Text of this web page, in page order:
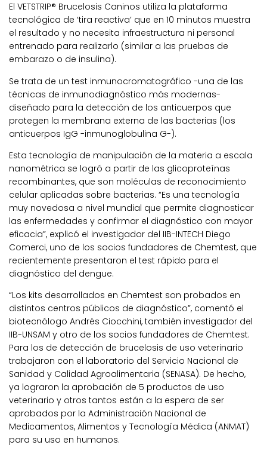
El VETSTRIP® Brucelosis Caninos utiliza la plataforma
tecnológica de ‘tira reactiva’ que en 10 minutos muestra
el resultado y no necesita infraestructura ni personal
entrenado para realizarlo (similar a las pruebas de
embarazo o de insulina).
Se trata de un test inmunocromatográfico -una de las
técnicas de inmunodiagnóstico más modernas-
diseñado para la detección de los anticuerpos que
protegen la membrana externa de las bacterias (los
anticuerpos IgG -inmunoglobulina G-).
Esta tecnología de manipulación de la materia a escala
nanométrica se logró a partir de las glicoproteínas
recombinantes, que son moléculas de reconocimiento
celular aplicadas sobre bacterias. “Es una tecnología
muy novedosa a nivel mundial que permite diagnosticar
las enfermedades y confirmar el diagnóstico con mayor
eficacia”, explicó el investigador del IIB-INTECH Diego
Comerci, uno de los socios fundadores de Chemtest, que
recientemente presentaron el test rápido para el
diagnóstico del dengue.
“Los kits desarrollados en Chemtest son probados en
distintos centros públicos de diagnóstico”, comentó el
biotecnólogo Andrés Ciocchini, también investigador del
IIB-UNSAM y otro de los socios fundadores de Chemtest.
Para los de detección de brucelosis de uso veterinario
trabajaron con el laboratorio del Servicio Nacional de
Sanidad y Calidad Agroalimentaria (SENASA). De hecho,
ya lograron la aprobación de 5 productos de uso
veterinario y otros tantos están a la espera de ser
aprobados por la Administración Nacional de
Medicamentos, Alimentos y Tecnología Médica (ANMAT)
para su uso en humanos.